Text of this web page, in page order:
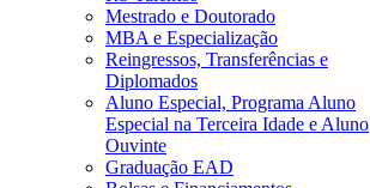
Mestrado e Doutorado
MBA e Especialização
Reingressos, Transferências e
Diplomados
Aluno Especial, Programa Aluno
Especial na Terceira Idade e Aluno
Ouvinte
Graduação EAD